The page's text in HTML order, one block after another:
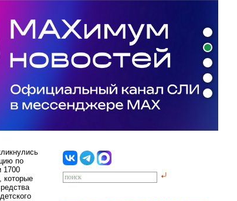
по
1700
которые